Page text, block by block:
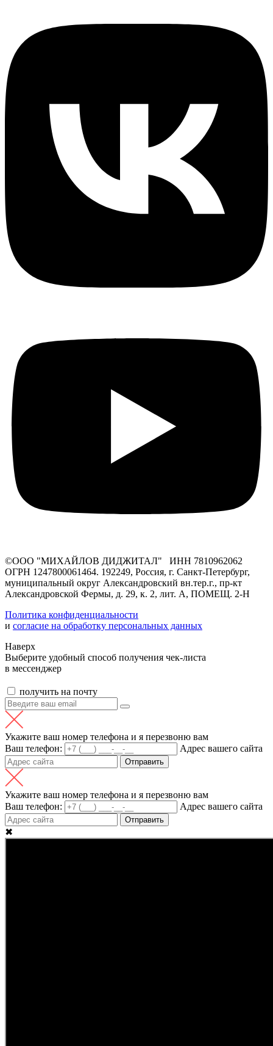
©ООО "МИХАЙЛОВ ДИДЖИТАЛ" ИНН 7810962062
ОГРН 1247800061464. 192249, Россия, г. Санкт-Петербург,
муниципальный округ Александровский вн.тер.г., пр-кт
Александровской Фермы, д. 29, к. 2, лит. А, ПОМЕЩ. 2-Н
Политика конфиденциальности
и согласие на обработку персональных данных
Наверх
Выберите удобный способ получения чек-листа
в мессенджер
получить на почту
Укажите ваш номер телефона и я перезвоню вам
Ваш телефон:
Адрес вашего сайта
Отправить
Укажите ваш номер телефона и я перезвоню вам
Ваш телефон:
Адрес вашего сайта
Отправить
✖